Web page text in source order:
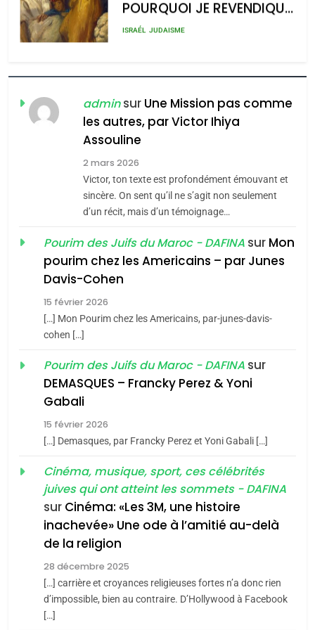
admin 0
POURQUOI JE REVENDIQUE
MA JUDAÏTE par Thérèse
ISRAÉL JUDAISME
CE QUI NOUS MANQUE –
Jacques Hadida
JUDAISME
Maroc : Les amandes de
Tafraout, le miel de Tadla
Azilal consacrés produits
du terroir
DAFINA MAROC
Oeil ravageur – Vanessa
De Loya Stauber
«Tu dis génocide, je dis
guerre»: La nouvelle
Tout sur la Nostalgie
SOUVENIRS
l’alliance pourrait
s’étendre à 13 pays
d’Amérique latine
ISRAÉL JUDAISME
adminsur Une Mission pas comme
les autres, par Victor Ihiya
Assouline
2 mars 2026
Victor, ton texte est profondément émouvant et
sincère. On sent qu’il ne s’agit non seulement
d’un récit, mais d’un témoignage…
Pourim des Juifs du Maroc - DAFINA sur Mon
pourim chez les Americains – par Junes
Davis-Cohen
15 février 2026
[…] Mon Pourim chez les Americains, par-junes-davis-
cohen […]
Pourim des Juifs du Maroc - DAFINA sur
DEMASQUES – Francky Perez & Yoni
Gabali
15 février 2026
[…] Demasques, par Francky Perez et Yoni Gabali […]
Cinéma, musique, sport, ces célébrités
juives qui ont atteint les sommets - DAFINA
sur Cinéma: «Les 3M, une histoire
inachevée» Une ode à l’amitié au-delà
de la religion
28 décembre 2025
[…] carrière et croyances religieuses fortes n’a donc rien
d’impossible, bien au contraire. D’Hollywood à Facebook
[…]
2025, l’année la plus
d’ADL contre
l’antisémitisme
FRANCE ISRAÉL
POURQUOI JE REVENDIQUE
Zrihen-Dvir
CE QUI NOUS MANQUE –
Jacques Hadida
JUDAISME
Maroc : Les amandes de